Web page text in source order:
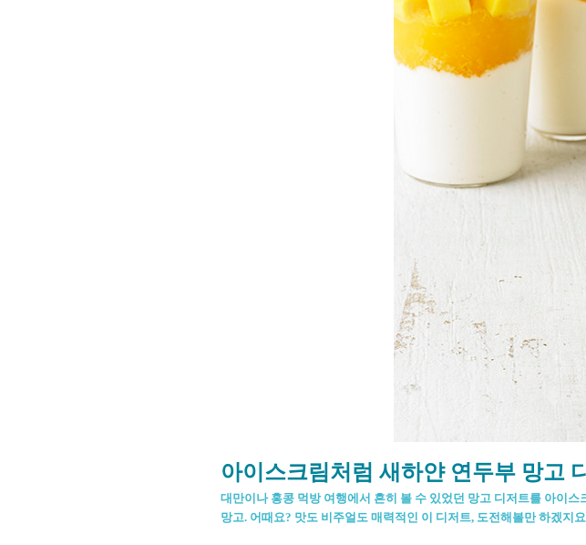
아이스크림처럼 새하얀 연두부 망고
대만이나 홍콩 먹방 여행에서 흔히 볼 수 있었던 망고 디저트를 아이
망고. 어때요? 맛도 비주얼도 매력적인 이 디저트, 도전해볼만 하겠지